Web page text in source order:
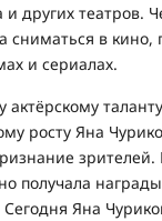
и других театров.
сниматься в кино,
и сериалах.
актёрскому
росту Яна
зрителей.
получала
Яна